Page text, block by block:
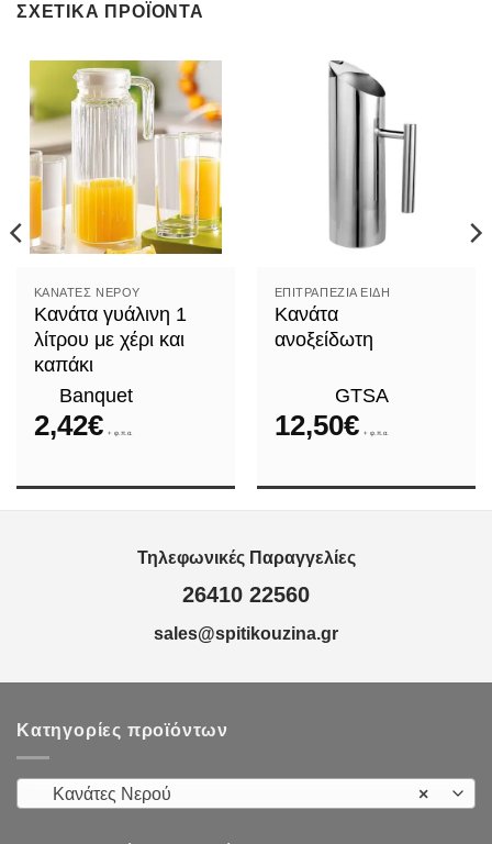
ΣΧΕΤΙΚΆ ΠΡΟΪΌΝΤΑ
ΚΑΝΆΤΕΣ ΝΕΡΟΎ
Κανάτα γυάλινη 1
λίτρου με χέρι και
καπάκι
Banquet
2,42€ + φ.π.α.
ΕΠΙΤΡΑΠΈΖΙΑ ΕΊΔΗ
Κανάτα
ανοξείδωτη
GTSA
12,50€ + φ.π.α.
Τηλεφωνικές Παραγγελίες
26410 22560
sales@spitikouzina.gr
Κατηγορίες προϊόντων
×
Κανάτες Νερού